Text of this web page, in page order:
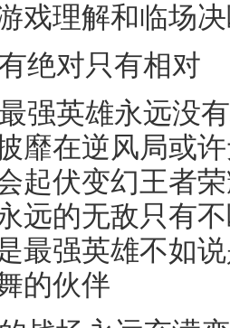
戏理解和临场
绝对只有相对
强英雄永远没
靡在逆风局或
起伏变幻王者
远的无敌只有
最强英雄不如
的伙伴